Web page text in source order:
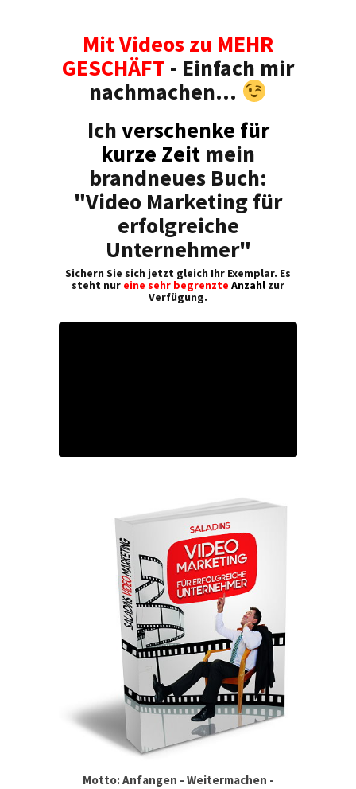
Mit Videos zu MEHR
GESCHÄFT - Einfach mir
nachmachen...
Ichverschenke für
kurze Zeit mein
brandneues Buch:
"Video Marketing für
erfolgreiche
Unternehmer"
Sichern Sie sich jetzt gleich Ihr Exemplar. Es
steht nur eine sehr begrenzte Anzahl zur
Verfügung.
Motto: Anfangen - Weitermachen -